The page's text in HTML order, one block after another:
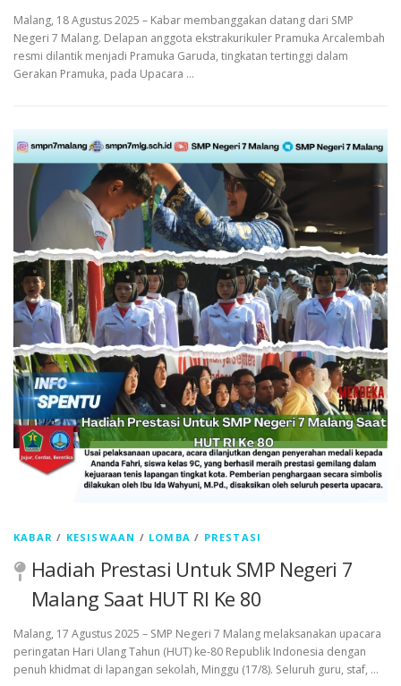
Malang, 18 Agustus 2025 – Kabar membanggakan datang dari SMP
Negeri 7 Malang. Delapan anggota ekstrakurikuler Pramuka Arcalembah
resmi dilantik menjadi Pramuka Garuda, tingkatan tertinggi dalam
Gerakan Pramuka, pada Upacara …
KABAR / KESISWAAN / LOMBA / PRESTASI
Hadiah Prestasi Untuk SMP Negeri 7
Malang Saat HUT RI Ke 80
Malang, 17 Agustus 2025 – SMP Negeri 7 Malang melaksanakan upacara
peringatan Hari Ulang Tahun (HUT) ke-80 Republik Indonesia dengan
penuh khidmat di lapangan sekolah, Minggu (17/8). Seluruh guru, staf, …